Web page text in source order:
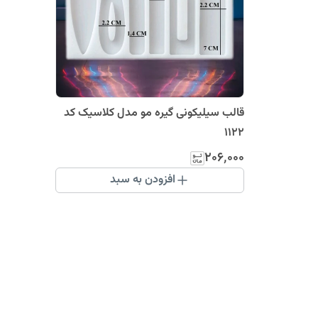
قالب سیلیکونی گیره مو مدل کلاسیک کد
1122
۲۰۶٬۰۰۰
افزودن به سبد